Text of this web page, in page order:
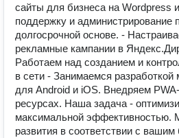
сайты для бизнеса на Wordpress
поддержку и администрирование
долгосрочной основе. -
рекламные кампании в
Работаем над созданием и
в сети - Занимаемся
для Android и iOS. Внедряем
ресурсах. Наша задача -
максимальной эффективностью.
развития в соответствии с